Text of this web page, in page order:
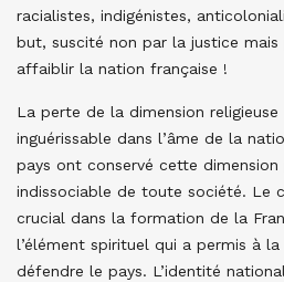
racialistes, indigénistes,
but, suscité non par la justice
affaiblir la nation française !
La perte de la dimension
inguérissable dans l’âme de la
pays ont conservé cette dimension
indissociable de toute société. Le
crucial dans la formation de la
l’élément spirituel qui a permis à
défendre le pays. L’identité